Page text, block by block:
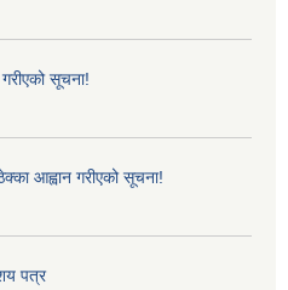
सूचना!
आह्वान गरीएको सूचना!
पत्र